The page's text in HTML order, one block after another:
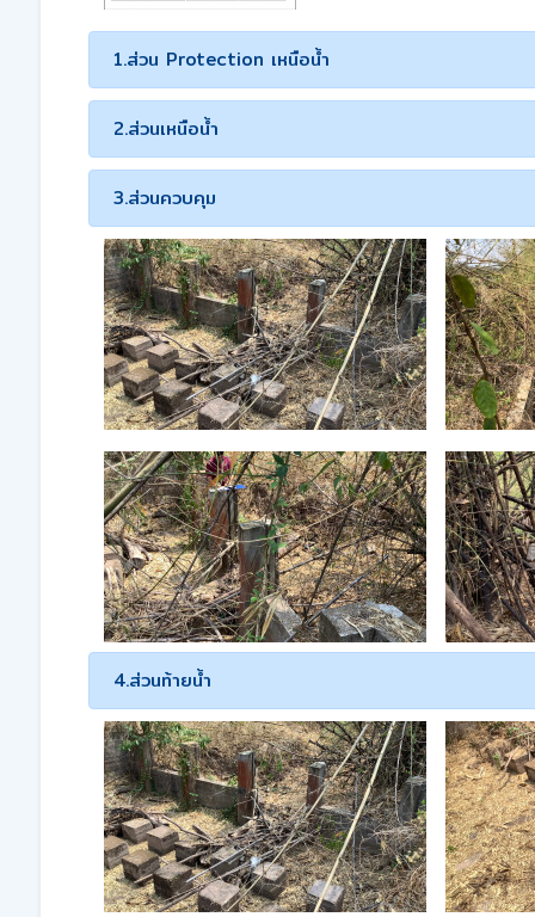
1.ส่วน Protection เหนือน้ำ
2.ส่วนเหนือน้ำ
3.ส่วนควบคุม
4.ส่วนท้ายน้ำ